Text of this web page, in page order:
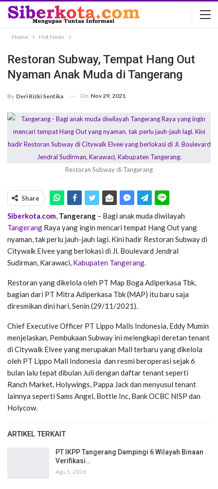
Home Hot News
Restoran Subway, Tempat Hang Out
Nyaman Anak Muda di Tangerang
By Deri Rizki Sentika On Nov 29, 2021
Restoran Subway di Tangerang
Share
Siberkota.com, Tangerang – Bagi anak muda diwilayah
Tangerang Raya yang ingin mencari tempat Hang Out yang
nyaman, tak perlu jauh-jauh lagi. Kini hadir Restoran Subway di
Citywalk Elvee yang berlokasi di Jl. Boulevard Jendral
Sudirman, Karawaci, Kabupaten Tangerang.
Restoran yang dikelola oleh PT Map Boga Adiperkasa Tbk,
bagian dari PT Mitra Adiperkasa Tbk (MAP) itu baru saja
diresmikan dini hari, Senin (29/11/2021).
Chief Executive Officer PT Lippo Malls Indonesia, Eddy Mumin
menjelaskan, Pembukaan Subway ini melengkapi deretan tenant
di Citywalk Elvee yang merupakan Mall terbaru yang dikelola
oleh PT Lippo Mall Indonesia dan resmi beroperasi sejak 6
bulan lalu tepat dibulan Juli dengan daftar tenant seperti
Ranch Market, Holywings, Pappa Jack dan menyusul tenant
lainnya seperti Sams Angel, Bottle Inc, Bank OCBC NISP dan
Holycow.
ARTIKEL TERKAIT
PT IKPP Tangerang Dampingi 6 Wilayah Binaan
Verifikasi…
Agu 5, 2026